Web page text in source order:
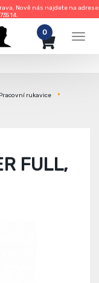
Nově nás najdete na
14.
0
Pracovní rukavice
FULL,